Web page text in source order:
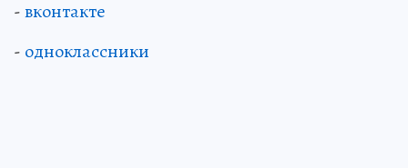
-вконтакте
- одноклассники